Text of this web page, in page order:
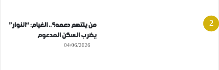
من يلتهم دعمه؟.. الغيام: “النوار”
يضرب السكن المدعوم
04/06/2026